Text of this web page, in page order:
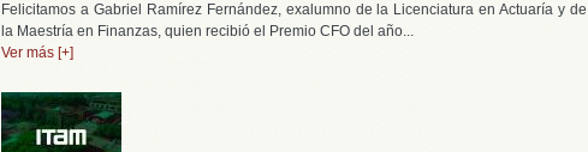
Felicitamos a Gabriel Ramírez Fernández, exalumno de la Licenciatura en Actuaría y de
la Maestría en Finanzas, quien recibió el Premio CFO del año...
Ver más [+]